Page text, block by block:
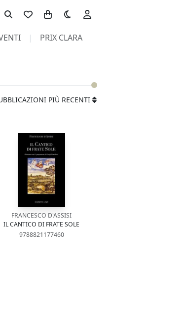
Toggle theme
PRIX CLARA
PIÙ RECENTI
FRANCESCO D'ASSISI
IL CANTICO DI FRATE SOLE
9788821177460